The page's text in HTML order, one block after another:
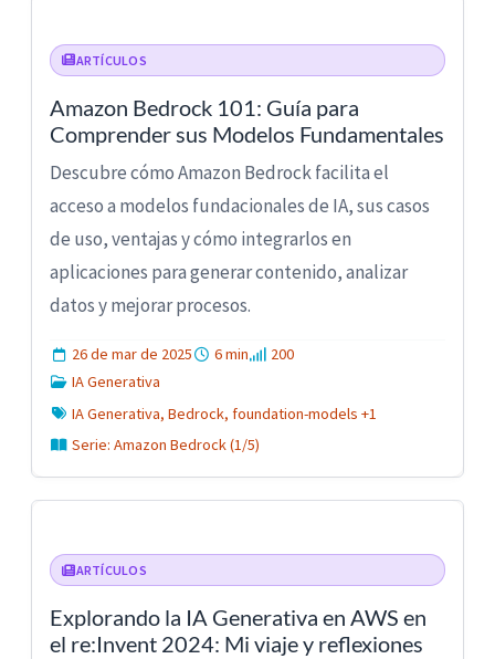
ARTÍCULOS
Amazon Bedrock 101: Guía para
Comprender sus Modelos Fundamentales
Descubre cómo Amazon Bedrock facilita el
acceso a modelos fundacionales de IA, sus casos
de uso, ventajas y cómo integrarlos en
aplicaciones para generar contenido, analizar
datos y mejorar procesos.
26 de mar de 2025 6 min
200
IA Generativa
IA Generativa, Bedrock, foundation-models +1
Serie: Amazon Bedrock (1/5)
ARTÍCULOS
Explorando la IA Generativa en AWS en
el re:Invent 2024: Mi viaje y reflexiones